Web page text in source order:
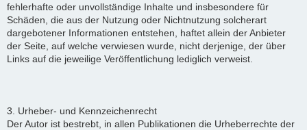
fehlerhafte oder unvollständige Inhalte und insbesondere für
Schäden, die aus der Nutzung oder Nichtnutzung solcherart
dargebotener Informationen entstehen, haftet allein der Anbieter
der Seite, auf welche verwiesen wurde, nicht derjenige, der über
Links auf die jeweilige Veröffentlichung lediglich verweist.
3. Urheber- und Kennzeichenrecht
Der Autor ist bestrebt, in allen Publikationen die Urheberrechte der